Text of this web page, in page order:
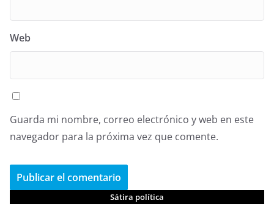
Web
Guarda mi nombre, correo electrónico y web en este
navegador para la próxima vez que comente.
Sátira política